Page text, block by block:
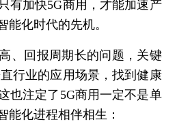
有加快5G商用，才能加速产
能化时代的先机。
回报周期长的问题，关键
行业的应用场景，找到健康
也注定了5G商用一定不是单
能化进程相伴相生：